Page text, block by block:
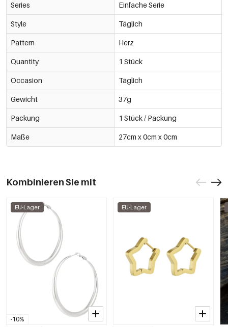
Series Einfache Serie
Style Täglich
Pattern Herz
Quantity 1 Stück
Occasion Täglich
Gewicht 37g
Packung 1 Stück / Packung
Maße 27cm x 0cm x 0cm
Kombinieren Sie mit
-10%
EU-Lager EU-Lager